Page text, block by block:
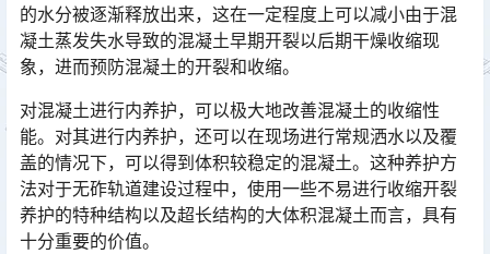
的水分被逐渐释放出来，这在一定程度上可以减小由于混
凝土蒸发失水导致的混凝土早期开裂以后期干燥收缩现
象，进而预防混凝土的开裂和收缩。󠅅󠅃󠄵󠅂󠄪󠇖󠆨󠆨󠇕󠆞󠆒󠅬󠇘󠆭󠆘󠇙󠆝󠅵󠇗󠆭󠆁󠄐󠇗󠅹󠅸󠇖󠆍󠅳󠇖󠅹󠅰󠇖󠆌󠅹
对混凝土进行内养护，可以极大地改善混凝土的收缩性
能。对其进行内养护，还可以在现场进行常规洒水以及覆
盖的情况下，可以得到体积较稳定的混凝土。这种养护方
法对于无砟轨道建设过程中，使用一些不易进行收缩开裂
养护的特种结构以及超长结构的大体积混凝土而言，具有
十分重要的价值。󠅅󠅃󠄵󠅂󠄪󠇖󠆨󠆨󠇕󠆞󠆒󠅬󠇘󠆭󠆘󠇙󠆝󠅵󠇗󠆭󠆁󠄐󠇗󠅹󠅸󠇖󠆍󠅳󠇖󠅹󠅰󠇖󠆌󠅹